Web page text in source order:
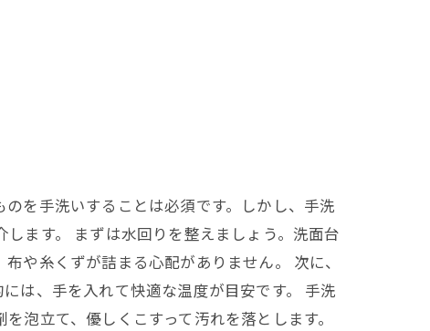
を手洗いすることは必須です。しかし、手洗
ます。 まずは水回りを整えましょう。洗面台
や糸くずが詰まる心配がありません。 次に、
は、手を入れて快適な温度が目安です。 手洗
泡立て、優しくこすって汚れを落とします。